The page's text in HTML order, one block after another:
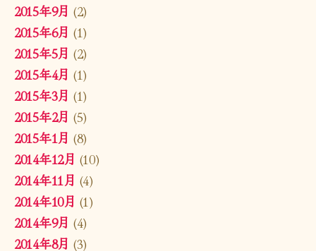
2015年9月 (2)
2015年6月 (1)
2015年5月 (2)
2015年4月 (1)
2015年3月 (1)
2015年2月 (5)
2015年1月 (8)
2014年12月 (10)
2014年11月 (4)
2014年10月 (1)
2014年9月 (4)
2014年8月 (3)